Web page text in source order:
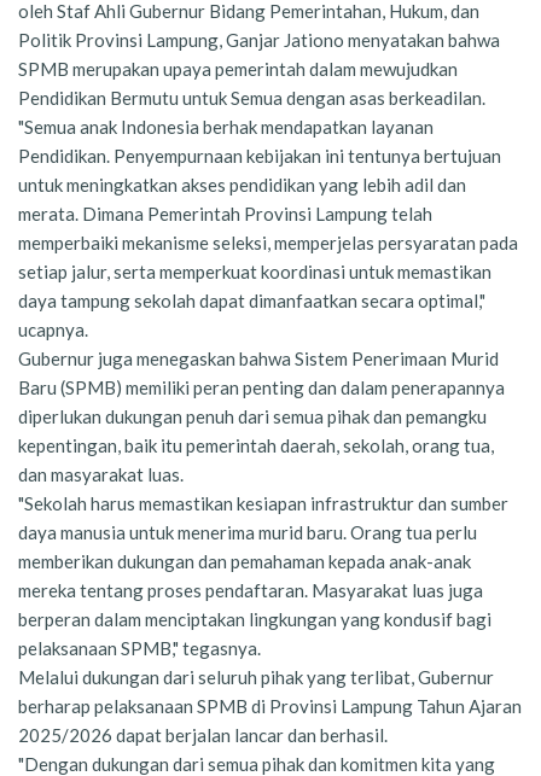
oleh Staf Ahli Gubernur Bidang Pemerintahan, Hukum, dan
Politik Provinsi Lampung, Ganjar Jationo menyatakan bahwa
SPMB merupakan upaya pemerintah dalam mewujudkan
Pendidikan Bermutu untuk Semua dengan asas berkeadilan.
"Semua anak Indonesia berhak mendapatkan layanan
Pendidikan. Penyempurnaan kebijakan ini tentunya bertujuan
untuk meningkatkan akses pendidikan yang lebih adil dan
merata. Dimana Pemerintah Provinsi Lampung telah
memperbaiki mekanisme seleksi, memperjelas persyaratan pada
setiap jalur, serta memperkuat koordinasi untuk memastikan
daya tampung sekolah dapat dimanfaatkan secara optimal,"
ucapnya.
Gubernur juga menegaskan bahwa Sistem Penerimaan Murid
Baru (SPMB) memiliki peran penting dan dalam penerapannya
diperlukan dukungan penuh dari semua pihak dan pemangku
kepentingan, baik itu pemerintah daerah, sekolah, orang tua,
dan masyarakat luas.
"Sekolah harus memastikan kesiapan infrastruktur dan sumber
daya manusia untuk menerima murid baru. Orang tua perlu
memberikan dukungan dan pemahaman kepada anak-anak
mereka tentang proses pendaftaran. Masyarakat luas juga
berperan dalam menciptakan lingkungan yang kondusif bagi
pelaksanaan SPMB," tegasnya.
Melalui dukungan dari seluruh pihak yang terlibat, Gubernur
berharap pelaksanaan SPMB di Provinsi Lampung Tahun Ajaran
2025/2026 dapat berjalan lancar dan berhasil.
"Dengan dukungan dari semua pihak dan komitmen kita yang